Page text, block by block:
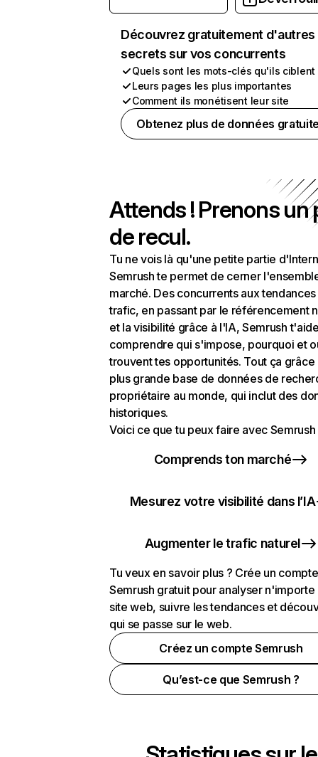
Découvrez gratuitement d'autres
secrets sur vos concurrents
Quels sont les mots-clés qu'ils ciblent
Leurs pages les plus importantes
Comment ils monétisent leur site
Obtenez plus de données
Attends ! Prenons un
de recul.
Tu ne vois là qu'une petite partie
Semrush te permet de cerner
marché. Des concurrents aux
trafic, en passant par le référencement
et la visibilité grâce à l'IA, Semrush
comprendre qui s'impose, pourquoi et
trouvent tes opportunités. Tout ça grâce
plus grande base de données de
propriétaire au monde, qui inclut des
historiques.
Voici ce que tu peux faire avec Semrush
Comprends ton marché
Mesurez votre visibilité dans l’IA
Augmenter le trafic naturel
Tu veux en savoir plus ? Crée un compte
Semrush gratuit pour analyser n'importe
site web, suivre les tendances et
qui se passe sur le web.
Créez un compte Semrush
Qu’est-ce que Semrush ?